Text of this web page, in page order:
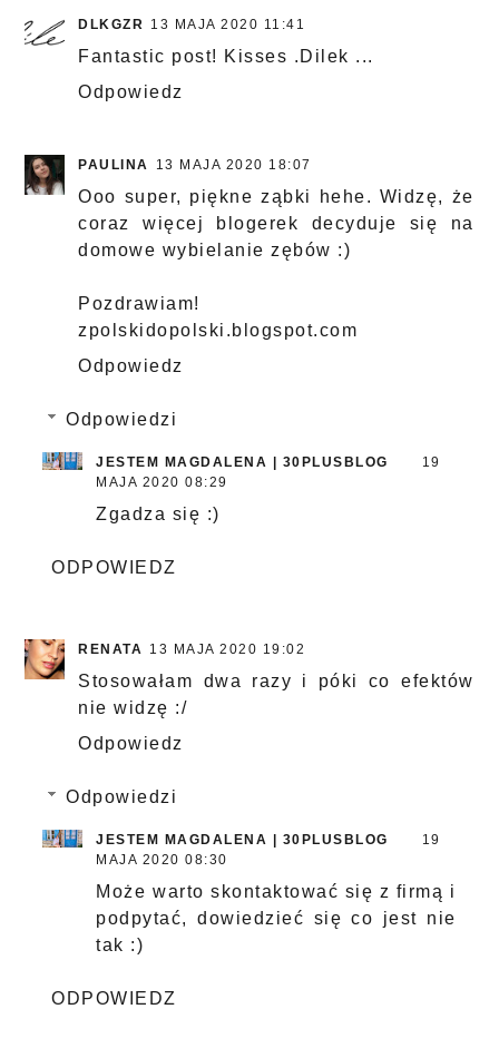
DLKGZR 13 MAJA 2020 11:41
Fantastic post! Kisses .Dilek ...
Odpowiedz
PAULINA 13 MAJA 2020 18:07
Ooo super, piękne ząbki hehe. Widzę, że
coraz więcej blogerek decyduje się na
domowe wybielanie zębów :)
Pozdrawiam!
zpolskidopolski.blogspot.com
Odpowiedz
Odpowiedzi
JESTEM MAGDALENA | 30PLUSBLOG
19
MAJA 2020 08:29
Zgadza się :)
ODPOWIEDZ
RENATA 13 MAJA 2020 19:02
Stosowałam dwa razy i póki co efektów
nie widzę :/
Odpowiedz
Odpowiedzi
JESTEM MAGDALENA | 30PLUSBLOG
19
MAJA 2020 08:30
Może warto skontaktować się z firmą i
podpytać, dowiedzieć się co jest nie
tak :)
ODPOWIEDZ